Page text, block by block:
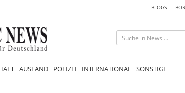
BLOGS
AUSLAND POLIZEI INTERNATIONAL SONSTIGE